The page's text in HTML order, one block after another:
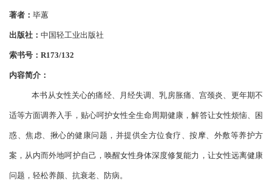
著者： 毕蕙
出版社： 中国轻工业出版社
索书号： R173/132
内容简介：
本书从女性关心的痛经、月经失调、乳房胀痛、宫颈炎、更年期不
适等方面调养入手，贴心呵护女性全生命周期健康，解答让女性烦恼、困
惑、焦虑、揪心的健康问题 ， 并提供全方位食疗、按摩、外敷等养护方
案，从内而外地呵护自己，唤醒女性身体深度修复能力，让女性远离健康
问题，轻松养颜、抗衰老、防病。